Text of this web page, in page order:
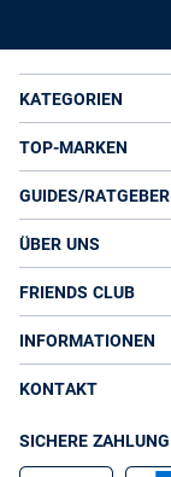
KATEGORIEN
TOP-MARKEN
GUIDES/RATGEBER
ÜBER UNS
FRIENDS CLUB
INFORMATIONEN
KONTAKT
SICHERE ZAHLUNG